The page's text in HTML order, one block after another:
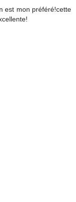
est mon préféré!cette